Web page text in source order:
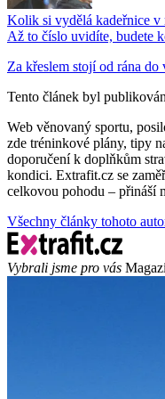
Kolik si vydělá kadeřnice v
Až to číslo uvidíte, budete
Za křeslem stojí od rána
Tento článek byl
Web věnovaný sportu,
zde tréninkové plány, tipy
doporučení k doplňkům
kondici. Extrafit.cz se
celkovou pohodu – přináší
Všechny články tohoto
Vybrali jsme pro vás